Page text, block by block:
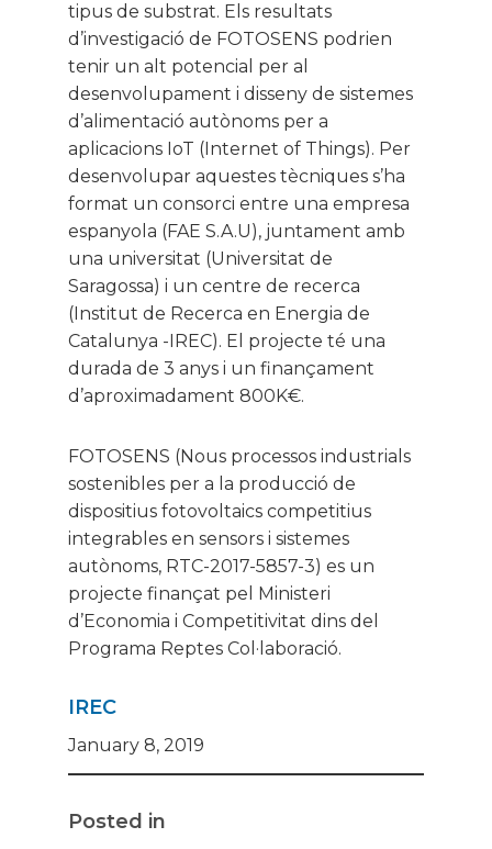
IREC
January 8, 2019
Posted in
tipus de substrat. Els resultats
d’investigació de FOTOSENS podrien
tenir un alt potencial per al
desenvolupament i disseny de sistemes
d’alimentació autònoms per a
aplicacions IoT (Internet of Things). Per
desenvolupar aquestes tècniques s’ha
format un consorci entre una empresa
espanyola (FAE S.A.U), juntament amb
una universitat (Universitat de
Saragossa) i un centre de recerca
(Institut de Recerca en Energia de
Catalunya -IREC). El projecte té una
durada de 3 anys i un finançament
d’aproximadament 800K€.
FOTOSENS (Nous processos industrials
sostenibles per a la producció de
dispositius fotovoltaics competitius
integrables en sensors i sistemes
autònoms, RTC-2017-5857-3) es un
projecte finançat pel Ministeri
d’Economia i Competitivitat dins del
Programa Reptes Col·laboració.